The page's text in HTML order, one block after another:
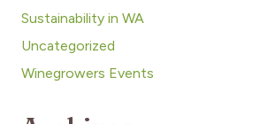
Sustainability in WA
Uncategorized
Winegrowers Events